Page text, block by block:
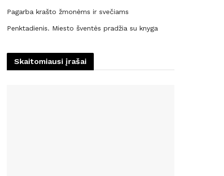
Pagarba krašto žmonėms ir svečiams
Penktadienis. Miesto šventės pradžia su knyga
Skaitomiausi įrašai